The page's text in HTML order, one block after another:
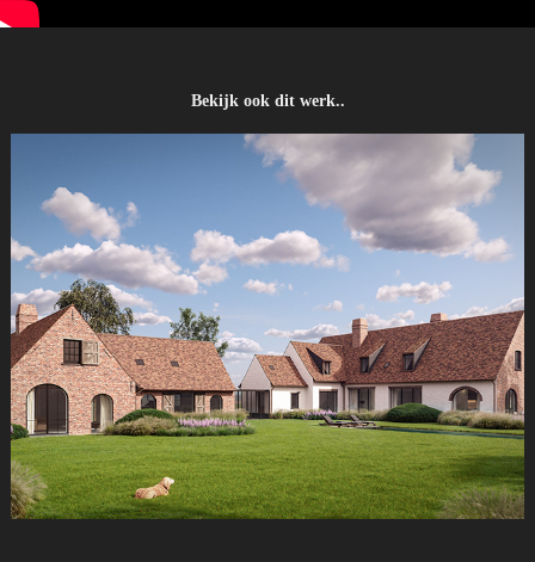
Bekijk ook dit werk..
Landelijke Hoeve te Maldegem België